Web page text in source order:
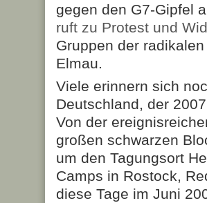
gegen den G7-Gipfel
ruft zu Protest und
Gruppen der
Elmau.
Viele erinnern sich
Deutschland, der
Von der
großen schwarzen
um den Tagungsort
Camps in Rostock,
diese Tage im Juni